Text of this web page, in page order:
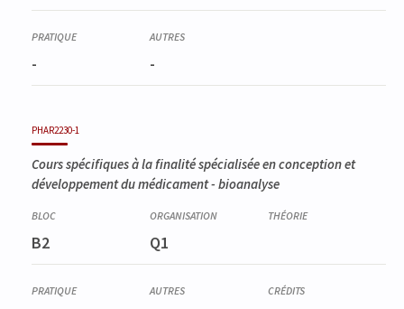
- -
PHAR2230-1
Cours spécifiques à la finalité spécialisée en conception et
développement du médicament - bioanalyse
B2 Q1